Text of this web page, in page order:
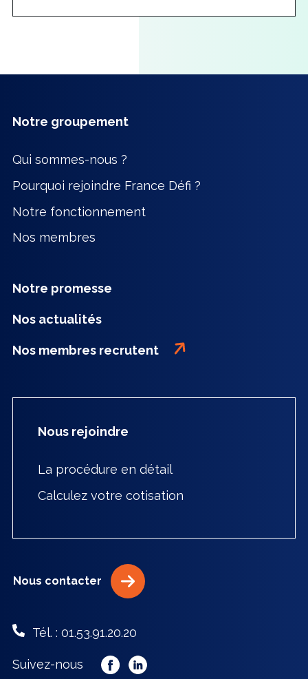
Notre groupement
Qui sommes-nous ?
Pourquoi rejoindre France Défi ?
Notre fonctionnement
Nos membres
Notre promesse
Nos actualités
Nos membres recrutent
Nous rejoindre
La procédure en détail
Calculez votre cotisation
Nous contacter
Tél. : 01.53.91.20.20
Suivez-nous